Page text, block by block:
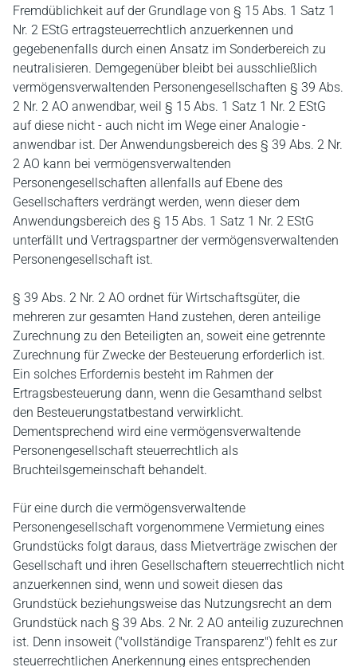
Fremdüblichkeit auf der Grundlage von § 15 Abs. 1 Satz 1
Nr. 2 EStG ertragsteuerrechtlich anzuerkennen und
gegebenenfalls durch einen Ansatz im Sonderbereich zu
neutralisieren. Demgegenüber bleibt bei ausschließlich
vermögensverwaltenden Personengesellschaften § 39 Abs.
2 Nr. 2 AO anwendbar, weil § 15 Abs. 1 Satz 1 Nr. 2 EStG
auf diese nicht ‑ auch nicht im Wege einer Analogie -
anwendbar ist. Der Anwendungsbereich des § 39 Abs. 2 Nr.
2 AO kann bei vermögensverwaltenden
Personengesellschaften allenfalls auf Ebene des
Gesellschafters verdrängt werden, wenn dieser dem
Anwendungsbereich des § 15 Abs. 1 Satz 1 Nr. 2 EStG
unterfällt und Vertragspartner der vermögensverwaltenden
Personengesellschaft ist.
§ 39 Abs. 2 Nr. 2 AO ordnet für Wirtschaftsgüter, die
mehreren zur gesamten Hand zustehen, deren anteilige
Zurechnung zu den Beteiligten an, soweit eine getrennte
Zurechnung für Zwecke der Besteuerung erforderlich ist.
Ein solches Erfordernis besteht im Rahmen der
Ertragsbesteuerung dann, wenn die Gesamthand selbst
den Besteuerungstatbestand verwirklicht.
Dementsprechend wird eine vermögensverwaltende
Personengesellschaft steuerrechtlich als
Bruchteilsgemeinschaft behandelt.
Für eine durch die vermögensverwaltende
Personengesellschaft vorgenommene Vermietung eines
Grundstücks folgt daraus, dass Mietverträge zwischen der
Gesellschaft und ihren Gesellschaftern steuerrechtlich nicht
anzuerkennen sind, wenn und soweit diesen das
Grundstück beziehungsweise das Nutzungsrecht an dem
Grundstück nach § 39 Abs. 2 Nr. 2 AO anteilig zuzurechnen
ist. Denn insoweit ("vollständige Transparenz") fehlt es zur
steuerrechtlichen Anerkennung eines entsprechenden